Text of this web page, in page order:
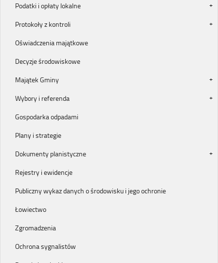
Podatki i opłaty lokalne
Protokoły z kontroli
Oświadczenia majątkowe
Decyzje środowiskowe
Majątek Gminy
Wybory i referenda
Gospodarka odpadami
Plany i strategie
Dokumenty planistyczne
Rejestry i ewidencje
Publiczny wykaz danych o środowisku i jego ochronie
Łowiectwo
Zgromadzenia
Ochrona sygnalistów